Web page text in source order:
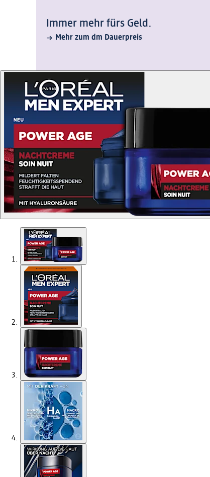
Immer mehr fürs Geld.
Mehr zum dm Dauerpreis